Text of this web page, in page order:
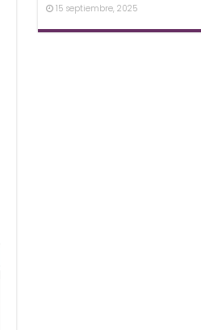
15 septiembre, 2025